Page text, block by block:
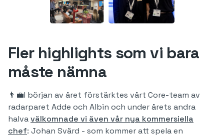
Fler highlights som vi bara
måste nämna
👨‍💼I början av året förstärktes vårt Core-team av
radarparet Adde och Albin och under årets andra
halvavälkomnade vi även vår nya kommersiella
chef: Johan Svärd - som kommer att spela en